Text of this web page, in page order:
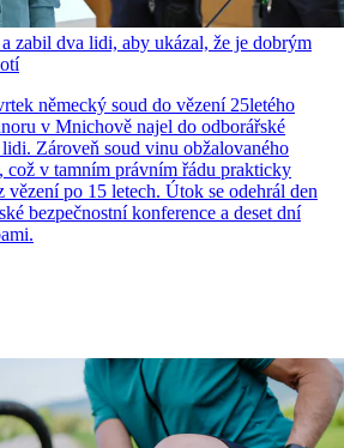
zabil dva lidi, aby ukázal, že je dobrým
německý soud do vězení 25letého
v Mnichově najel do odborářské
Zároveň soud vinu obžalovaného
což v tamním právním řádu prakticky
vězení po 15 letech. Útok se odehrál den
bezpečnostní konference a deset dní